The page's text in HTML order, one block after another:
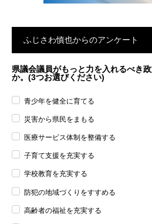
ふじさわ慎也からのアンケート
県議会議員がもっと力を入れるべき
か。(3つお選びください)
青少年を健全に育てる
災害から県民をまもる
医療サービス体制を整備する
子育て支援を充実する
学校教育を充実する
防犯の地域づくりをすすめる
高齢者の福祉を充実する